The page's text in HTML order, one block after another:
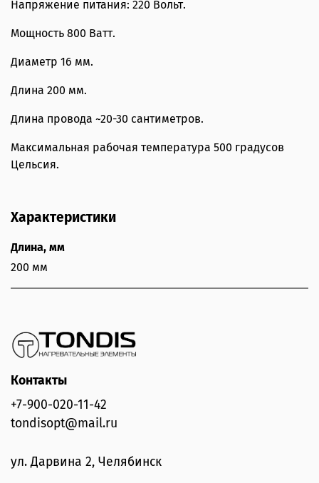
Напряжение питания: 220 Вольт.
Мощность 800 Ватт.
Диаметр 16 мм.
Длина 200 мм.
Длина провода ~20-30 сантиметров.
Максимальная рабочая температура 500 градусов
Цельсия.
Характеристики
Длина, мм
200 мм
Контакты
+7-900-020-11-42
tondisopt@mail.ru
ул. Дарвина 2, Челябинск